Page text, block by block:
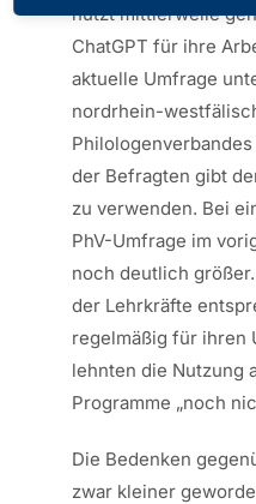
nutzt mittlerweile
ChatGPT für ihre
aktuelle Umfrage
nordrhein-
der Befragten gibt
zu verwenden. Bei
PhV-Umfrage im
noch deutlich
der Lehrkräfte
regelmäßig für ihren
lehnten die Nutzung
Programme „noch
Die Bedenken
zwar kleiner